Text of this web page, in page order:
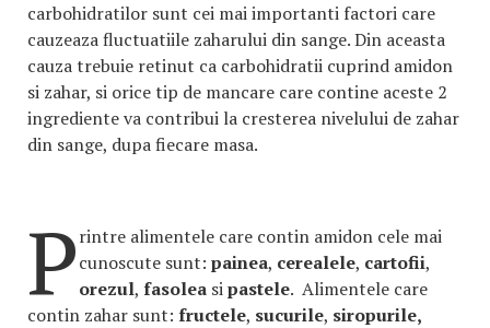
carbohidratilor sunt cei mai importanti factori care
cauzeaza fluctuatiile zaharului din sange. Din aceasta
cauza trebuie retinut ca carbohidratii cuprind amidon
si zahar, si orice tip de mancare care contine aceste 2
ingrediente va contribui la cresterea nivelului de zahar
din sange, dupa fiecare masa.
Printre alimentele care contin amidon cele mai
cunoscute sunt: painea, cerealele, cartofii,
orezul, fasolea sipastele. Alimentele care
contin zahar sunt: fructele, sucurile, siropurile,